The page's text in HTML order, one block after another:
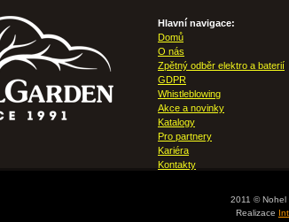
Hlavní navigace:
Domů
O nás
Zpětný odběr elektro a baterií
GDPR
Whistleblowing
Akce a novinky
Katalogy
Pro partnery
Kariéra
Kontakty
2011 © Nohel
Realizace